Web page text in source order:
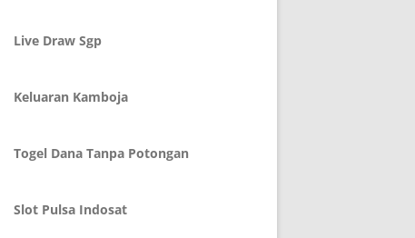
Live Draw Sgp
Keluaran Kamboja
Togel Dana Tanpa Potongan
Slot Pulsa Indosat